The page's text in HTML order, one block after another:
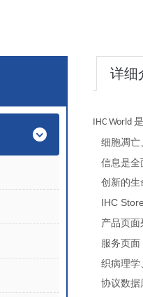
详细
IHC World
细胞凋亡
信息是全
创新的生
IHC
产品页
服务页面
织病理学
协议数据